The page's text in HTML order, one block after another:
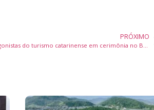
PRÓXIMO
Prêmio exalta protagonistas do turismo catarinense em cerimônia no Beto Carrero World